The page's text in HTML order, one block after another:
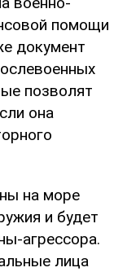
помощи
документ
позволят
она
на море
и будет
агрессора.
лица